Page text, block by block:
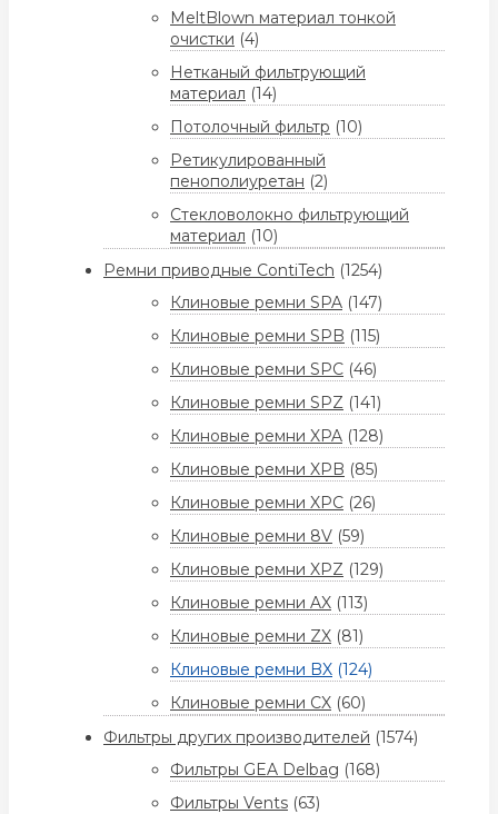
MeltBlown материал тонкой
очистки (4)
Нетканый фильтрующий
материал (14)
Потолочный фильтр (10)
Ретикулированный
пенополиуретан (2)
Стекловолокно фильтрующий
материал (10)
Ремни приводные ContiTech (1254)
Клиновые ремни SPA (147)
Клиновые ремни SPB (115)
Клиновые ремни SPC (46)
Клиновые ремни SPZ (141)
Клиновые ремни XPA (128)
Клиновые ремни XPB (85)
Клиновые ремни XPC (26)
Клиновые ремни 8V (59)
Клиновые ремни XPZ (129)
Клиновые ремни AX (113)
Клиновые ремни ZX (81)
Клиновые ремни BX (124)
Клиновые ремни CX (60)
Фильтры других производителей (1574)
Фильтры GEA Delbag (168)
Фильтры Vents (63)